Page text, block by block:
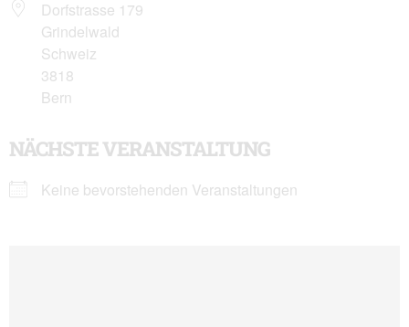
Dorfstrasse 179
Grindelwald
Schweiz
3818
Bern
NÄCHSTE VERANSTALTUNG
Keine bevorstehenden Veranstaltungen